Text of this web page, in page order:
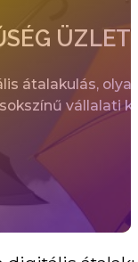
átalakulás,
vállalati